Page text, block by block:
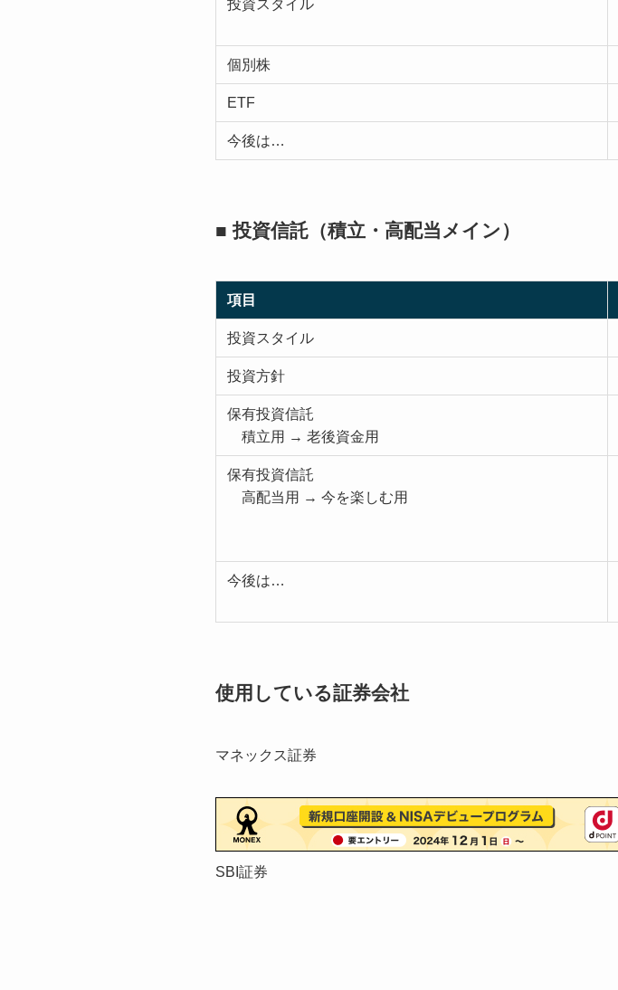
投資スタイル
個別株
ETF
今後は…
■ 投資信託（積立・高配当メイン）
項目
投資スタイル
投資方針
保有投資信託
積立用 → 老後資金用
保有投資信託
高配当用 → 今を楽しむ用
今後は…
使用している証券会社
マネックス証券
SBI証券